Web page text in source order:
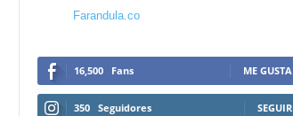
Farandula.co
16,500 Fans ME GUSTA
350 Seguidores SEGUIR